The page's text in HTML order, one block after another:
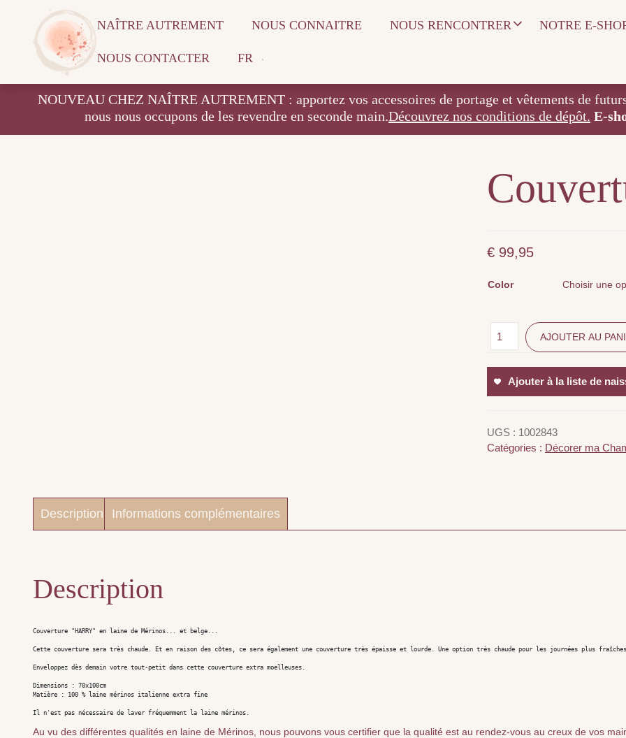
NAÎTRE AUTREMENT NOUS CONNAITRE NOUS RENCONTRER NOTRE E-
NOUS CONTACTER FR
NOUVEAU CHEZ NAÎTRE AUTREMENT : apportez vos accessoires de portage et vêtements de
nous nous occupons de les revendre en seconde main.Découvrez nos conditions de dépôt. E-
€ 99,95
Color
AJOUTER AU
Ajouter à la liste de
UGS : 1002843
Catégories : Décorer ma
Description Informations complémentaires
Description
Couverture "HARRY" en laine de Mérinos... et belge...
Cette couverture sera très chaude. Et en raison des côtes, ce sera également une couverture très épaisse et lourde. Une option très chaude pour les journées plus
Enveloppez dès demain votre tout-petit dans cette couverture extra moelleuses.
Dimensions : 70x100cm
Matière : 100 % laine mérinos italienne extra fine
Au vu des différentes qualités en laine de Mérinos, nous pouvons vous certifier que la qualité est au rendez-vous au creux de vos